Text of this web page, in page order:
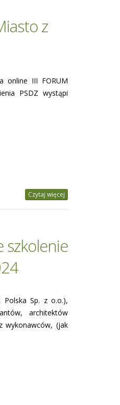
z
online III FORUM
PSDZ wystąpi
Czytaj więcej
szkolenie
Polska Sp. z o.o.),
architektów
wykonawców, (jak